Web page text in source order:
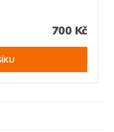
700 Kč